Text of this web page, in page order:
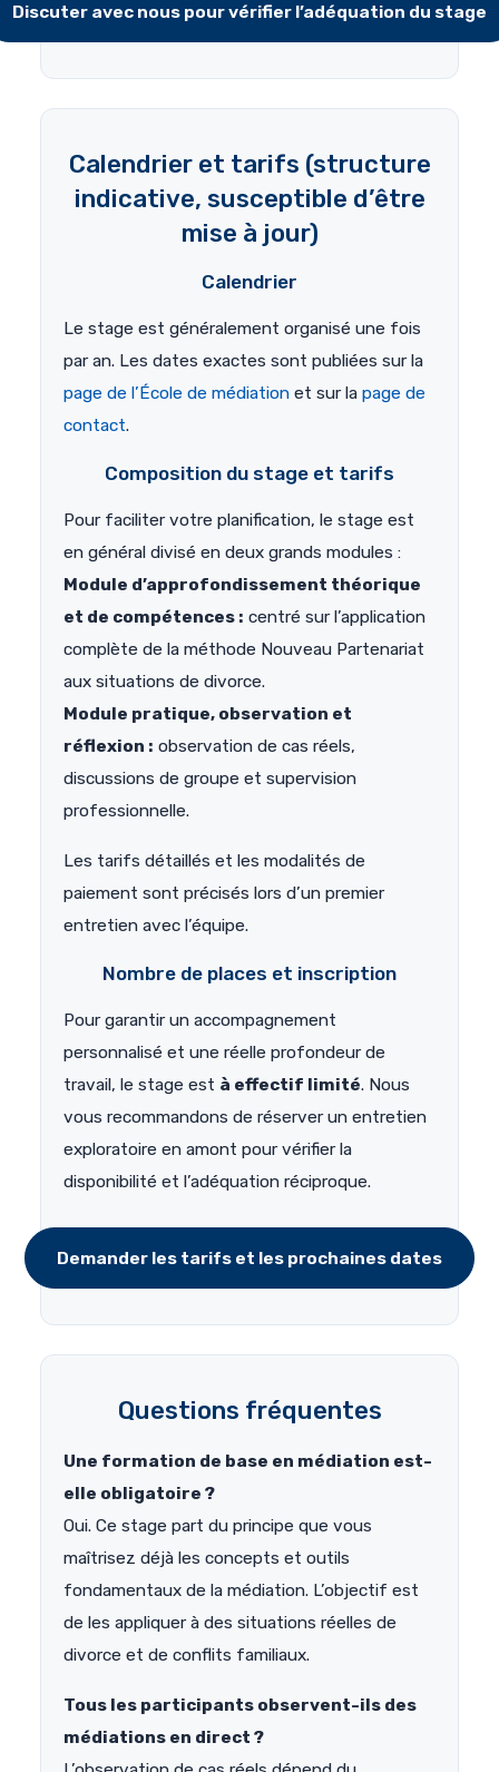
Discuter avec nous pour vérifier l’adéquation du stage
Calendrier et tarifs (structure
indicative, susceptible d’être
mise à jour)
Calendrier
Le stage est généralement organisé une fois
par an. Les dates exactes sont publiées sur la
page de l’École de médiation et sur la page de
contact.
Composition du stage et tarifs
Pour faciliter votre planification, le stage est
en général divisé en deux grands modules :
Module d’approfondissement théorique
et de compétences : centré sur l’application
complète de la méthode Nouveau Partenariat
aux situations de divorce.
Module pratique, observation et
réflexion : observation de cas réels,
discussions de groupe et supervision
professionnelle.
Les tarifs détaillés et les modalités de
paiement sont précisés lors d’un premier
entretien avec l’équipe.
Nombre de places et inscription
Pour garantir un accompagnement
personnalisé et une réelle profondeur de
travail, le stage est à effectif limité. Nous
vous recommandons de réserver un entretien
exploratoire en amont pour vérifier la
disponibilité et l’adéquation réciproque.
Demander les tarifs et les prochaines dates
Questions fréquentes
Une formation de base en médiation est-
elle obligatoire ?
Oui. Ce stage part du principe que vous
maîtrisez déjà les concepts et outils
fondamentaux de la médiation. L’objectif est
de les appliquer à des situations réelles de
divorce et de conflits familiaux.
Tous les participants observent-ils des
médiations en direct ?